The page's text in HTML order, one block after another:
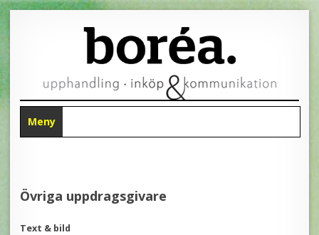
Meny
Övriga uppdragsgivare
Text & bild